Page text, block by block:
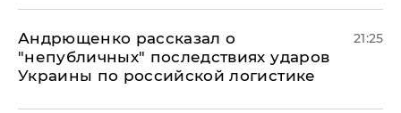
Андрющенко рассказал о
"непубличных" последствиях ударов
Украины по российской логистике
21:25